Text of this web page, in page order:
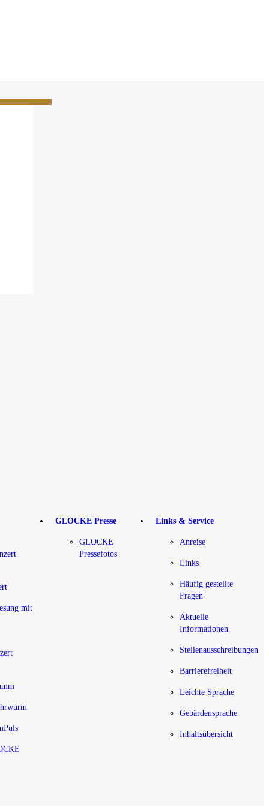
mit
GLOCKE Presse
GLOCKE
Pressefotos
Links & Service
Anreise
Links
Häufig gestellte
Fragen
Aktuelle
Informationen
Stellenausschreibungen
Barrierefreiheit
Leichte Sprache
Gebärdensprache
Inhaltsübersicht